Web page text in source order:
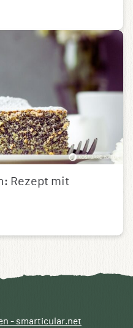
Rezept mit
- smarticular.net